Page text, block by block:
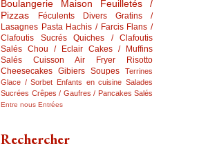
Boulangerie Maison
Feuilletés /
Pizzas
Féculents Divers
Gratins /
Lasagnes Pasta Hachis / Farcis Flans /
Clafoutis Sucrés
Quiches / Clafoutis
Salés Chou / Eclair Cakes / Muffins
Salés
Cuisson Air Fryer
Risotto
Cheesecakes Gibiers Soupes
Terrines
Glace / Sorbet Enfants en cuisine Salades
Sucrées Crêpes / Gaufres / Pancakes Salés
Entre nous Entrées
Rechercher